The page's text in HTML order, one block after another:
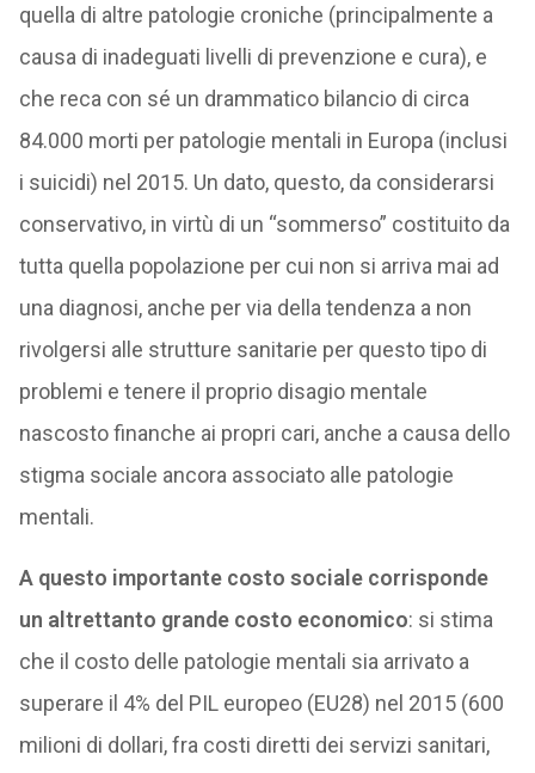
quella di altre patologie croniche (principalmente a
causa di inadeguati livelli di prevenzione e cura), e
che reca con sé un drammatico bilancio di circa
84.000 morti per patologie mentali in Europa (inclusi
i suicidi) nel 2015. Un dato, questo, da considerarsi
conservativo, in virtù di un “sommerso” costituito da
tutta quella popolazione per cui non si arriva mai ad
una diagnosi, anche per via della tendenza a non
rivolgersi alle strutture sanitarie per questo tipo di
problemi e tenere il proprio disagio mentale
nascosto finanche ai propri cari, anche a causa dello
stigma sociale ancora associato alle patologie
mentali.
A questo importante costo sociale corrisponde
un altrettanto grande costo economico: si stima
che il costo delle patologie mentali sia arrivato a
superare il 4% del PIL europeo (EU28) nel 2015 (600
milioni di dollari, fra costi diretti dei servizi sanitari,